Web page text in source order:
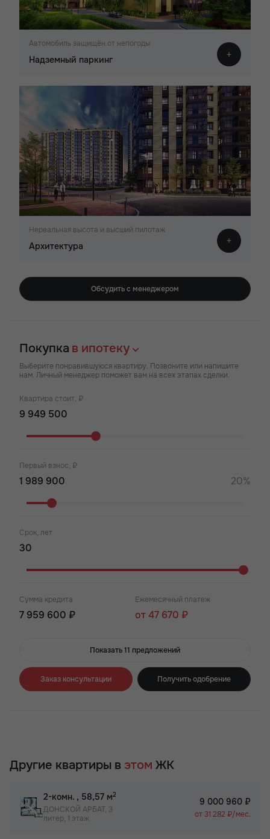
Автомобиль защищён от непогоды
Надземный паркинг
Нереальная высота и высший пилотаж
Архитектура
Обсудить с менеджером
Покупка в ипотеку
Выберите понравившуюся квартиру. Позвоните или напишите
нам. Личный менеджер поможет вам на всех этапах сделки.
Квартира стоит, ₽
Первый взнос, ₽
20%
Срок, лет
Сумма кредита
7 959 600 ₽
Ежемесячный платеж
от 47 670 ₽
Показать 11 предложений
Заказ консультации Получить одобрение
Другие квартиры в этом ЖК
2-комн. , 58,57 м2
ДОНСКОЙ АРБАТ, 3
литер, 1 этаж
9 000 960 ₽
от 31 282 ₽/мес.